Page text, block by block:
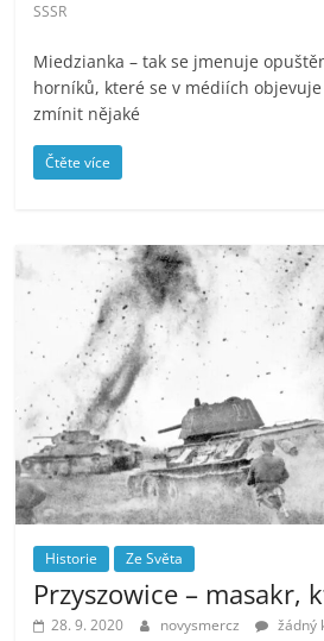
SSSR
Miedzianka – tak se jmenuje
horníků, které se v médiích
zmínit nějaké
Čtěte více
Historie Ze Světa
Przyszowice – masakr,
28. 9. 2020 novysmercz žádný